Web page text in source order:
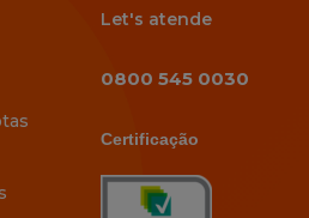
Let's atende
0800 545 0030
Certificação